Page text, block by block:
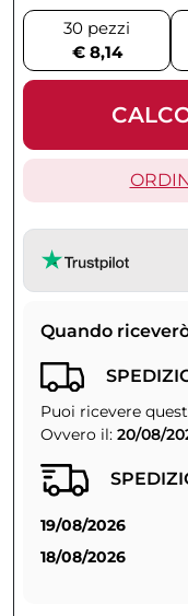
30 pezzi
€ 8,14
Quando
Puoi ricevere
Ovvero il: 20/08/
19/08/2026
18/08/2026